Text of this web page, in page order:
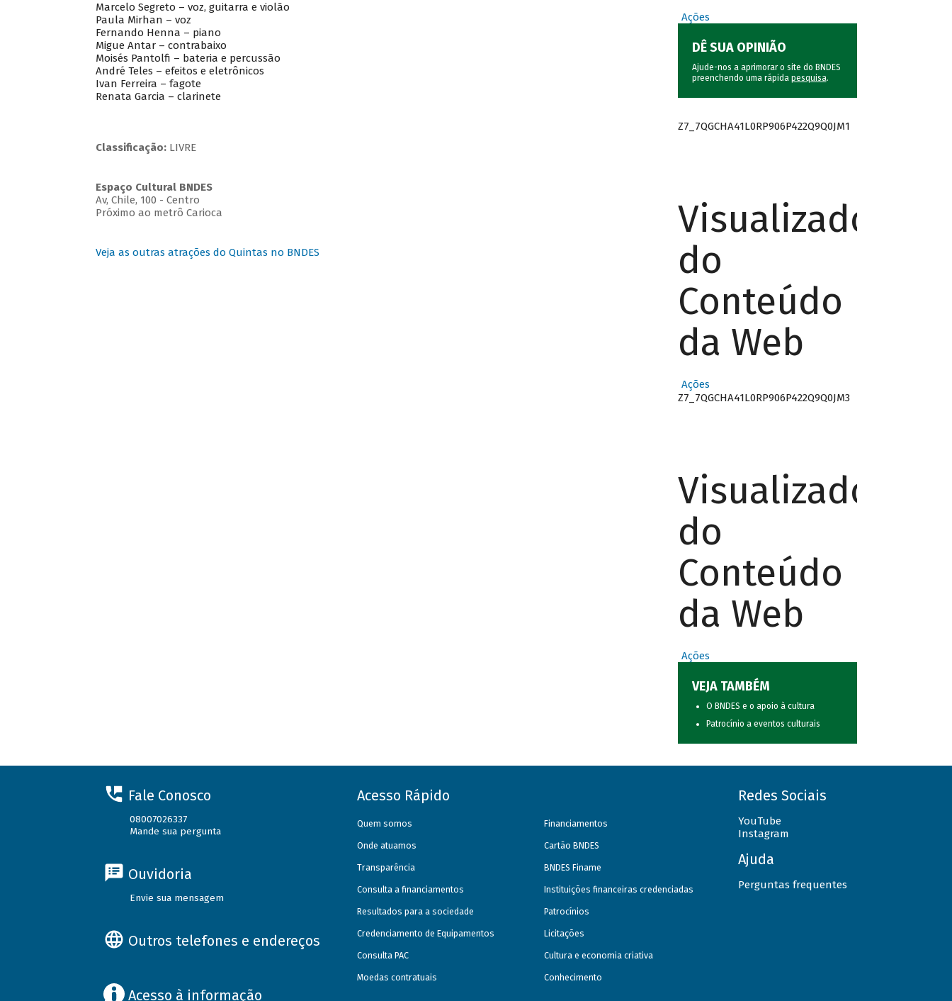
Marcelo Segreto – voz, guitarra e violão
Paula Mirhan – voz
Fernando Henna – piano
Migue Antar – contrabaixo
Moisés Pantolfi – bateria e percussão
André Teles – efeitos e eletrônicos
Ivan Ferreira – fagote
Renata Garcia – clarinete
Classificação: LIVRE
Espaço Cultural BNDES
Av, Chile, 100 - Centro
Próximo ao metrô Carioca
Veja as outras atrações do Quintas no BNDES
Ações
DÊ SUA OPINIÃO
Ajude-nos a aprimorar o site do BNDES
preenchendo uma rápida pesquisa.
Z7_7QGCHA41L0RP906P422Q9Q0JM1
Visualizador
do
Conteúdo
da Web
Ações
Z7_7QGCHA41L0RP906P422Q9Q0JM3
Visualizador
do
Conteúdo
da Web
Ações
VEJA TAMBÉM
O BNDES e o apoio à cultura
Patrocínio a eventos culturais
Fale Conosco
08007026337
Mande sua pergunta
Ouvidoria
Envie sua mensagem
Outros telefones e endereços
Acesso à informação
Acesso Rápido
Quem somos
Onde atuamos
Transparência
Consulta a financiamentos
Resultados para a sociedade
Credenciamento de Equipamentos
Consulta PAC
Moedas contratuais
Financiamentos
Cartão BNDES
BNDES Finame
Instituições financeiras credenciadas
Patrocínios
Licitações
Cultura e economia criativa
Conhecimento
Redes Sociais
YouTube
Instagram
Ajuda
Perguntas frequentes